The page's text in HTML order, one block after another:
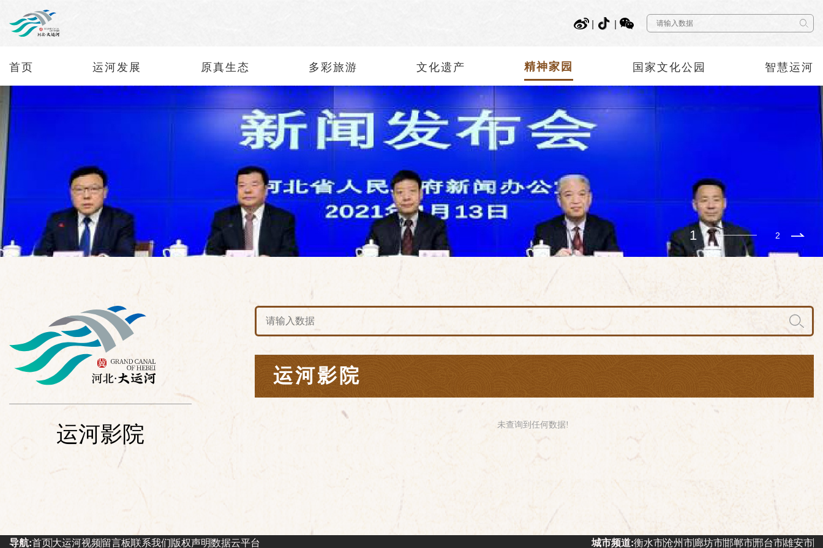
| |
首页 运河发展 原真生态 多彩旅游 文化遗产 精神家园 国家文化公园 智慧运河
1 2
运河影院
运河影院
未查询到任何数据!
导航:首页大运河视频留言板联系我们版权声明数据云平台 城市频道:衡水市沧州市廊坊市邯郸市邢台市雄安市